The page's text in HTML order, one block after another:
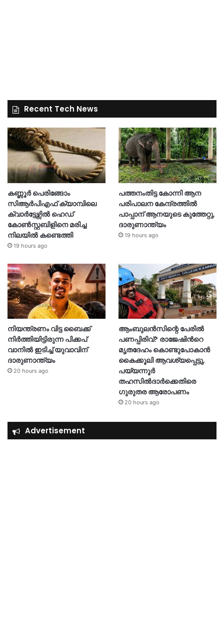
Recent Tech News
കണ്ണൂർ പെരിങ്ങോം
സിആർപിഎഫ് ക്യാമ്പിലെ
ക്വാർട്ടേഴ്സിൽ ഹെഡ്
കോൺസ്റ്റബിളിനെ മരിച്ച
നിലയിൽ കണ്ടെത്തി
19 hours ago
പത്തനംതിട്ട കോന്നി ആന
പരിപാലന കേന്ദ്രത്തിൽ
പാപ്പാന് ആനയുടെ കുത്തേറ്റു,
ദാരുണാന്ത്യം
19 hours ago
നിയന്ത്രണം വിട്ട ബൈക്ക്
നിർത്തിയിട്ടിരുന്ന പിക്കപ്
വാനിൽ ഇടിച്ച് യുവാവിന്
ദാരുണാന്ത്യം
20 hours ago
ആംബുലൻസിന്റെ പേരിൽ
പണപ്പിരിവ്? രാജേഷിന്‍റെ
മൃതദേഹം കൊണ്ടുപോകാൻ
കൈക്കൂലി ആവശ്യപ്പെട്ടു,
പയ്യന്നൂർ
തഹസിൽദാർക്കെതിരെ
ഗുരുതര ആരോപണം
20 hours ago
Advertisement